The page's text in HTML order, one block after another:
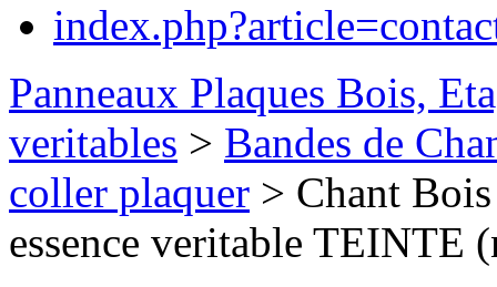
Panneaux Plaques Bois,
veritables > Bandes de
coller plaquer > Chant
essence veritable TEINTE